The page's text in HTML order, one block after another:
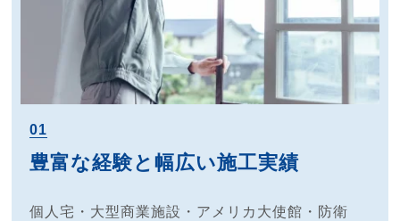
01
豊富な経験と幅広い施工実績
個人宅・大型商業施設・アメリカ大使館・防衛